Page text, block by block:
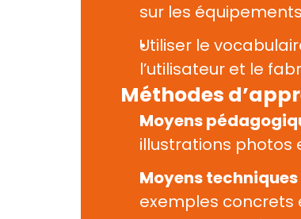
sur les
Utiliser le
l’utilisateur et le
Méthodes
Moyens
illustrations photos
Moyens techniques
exemples concrets